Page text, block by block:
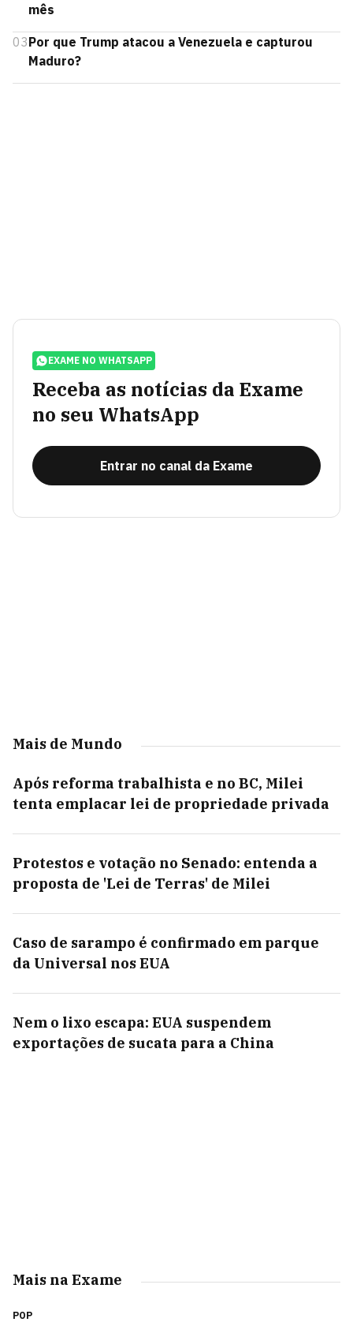
mês
03Por que Trump atacou a Venezuela e capturou
Maduro?
EXAME NO WHATSAPP
Receba as notícias da Exame
no seu WhatsApp
Entrar no canal da Exame
Mais de Mundo
Após reforma trabalhista e no BC, Milei
tenta emplacar lei de propriedade privada
Protestos e votação no Senado: entenda a
proposta de 'Lei de Terras' de Milei
Caso de sarampo é confirmado em parque
da Universal nos EUA
Nem o lixo escapa: EUA suspendem
exportações de sucata para a China
Mais na Exame
POP